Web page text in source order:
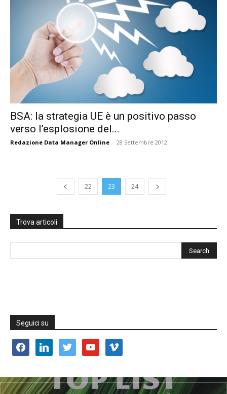
BSA: la strategia UE è un positivo passo
verso l’esplosione del...
Redazione Data Manager Online - 28 Settembre 2012
22 23 24
Trova articoli
Seguici su
facebooklinkedin twitter youtube vimeo